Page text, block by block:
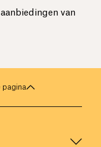
van
pagina